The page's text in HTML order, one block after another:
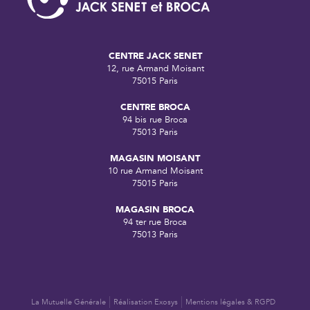
CENTRE JACK SENET
12, rue Armand Moisant
75015 Paris
CENTRE BROCA
94 bis rue Broca
75013 Paris
MAGASIN MOISANT
10 rue Armand Moisant
75015 Paris
MAGASIN BROCA
94 ter rue Broca
75013 Paris
La Mutuelle Générale Réalisation Exosys
Mentions légales & RGPD